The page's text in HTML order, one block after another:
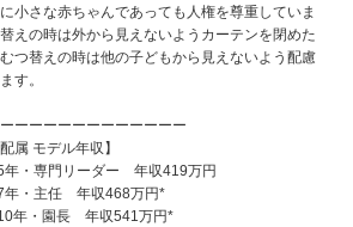
小さな赤ちゃんであっても人権を尊重していま
えの時は外から見えないようカーテンを閉めた
つ替えの時は他の子どもから見えないよう配慮
す。
ーーーーーーーーーーーー
配属 モデル年収】
年・専門リーダー 年収419万円
年・主任 年収468万円*
年・園長 年収541万円*